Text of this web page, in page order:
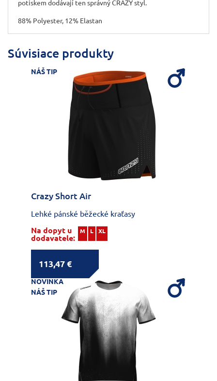
potiskem dodávají ten správný CRAZY styl.
88% Polyester, 12% Elastan
Súvisiace produkty
NÁŠ TIP
Crazy Short Air
Lehké pánské běžecké kraťasy
Na dopyt u
dodavatele:
M L XL
113,47 €
NOVINKA
NÁŠ TIP